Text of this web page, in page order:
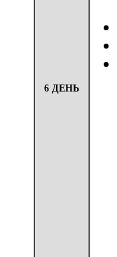
6 ДЕНЬ